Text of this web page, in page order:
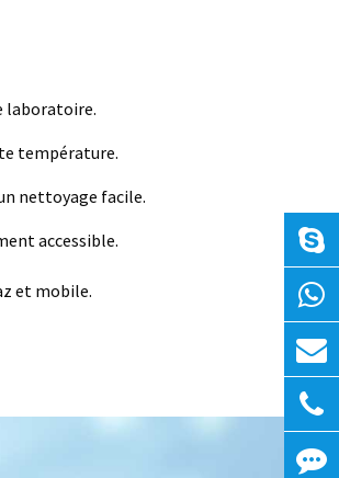
laboratoire.
température.
nettoyage facile.
accessible.
et mobile.